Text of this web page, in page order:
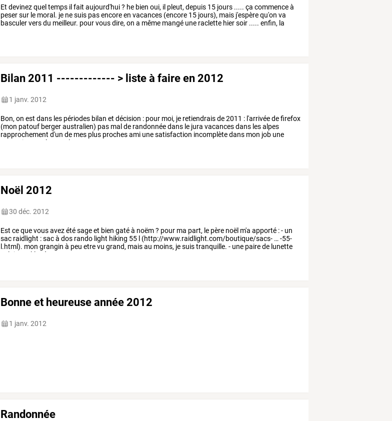
Et devinezquel temps il fait aujourd'hui? he bien oui, il pleut, depuis 15 jours ..... ça commenceà
pesersur le moral. je nesuis pasencoreen vacances (encore 15 jours), mais j'espèrequ'on va
basculerversdu meilleur. pourvousdire, on a même mangé une raclette hiersoir ..... enfin, la
Bilan 2011 ------------- > liste à faire en 2012
1 janv. 2012
Bon,on est dans les périodes bilan et décision : pour moi, je retiendraisde2011 : l'arrivéedefirefox
(mon patouf bergeraustralien) pas mal de randonnéedans le jura vacancesdans lesalpes
rapprochement d'un de mes plus prochesami unesatisfaction incomplètedans mon job une
mauvaise
année les
Noël 2012
30 déc. 2012
Est cequevousavezétésageet bien gatéà noëm? pour ma part, le père noël m'a apporté :- un
sac raidlight :sacà dos rando light hiking 55 (http://www.raidlight.com/boutique/sacs- …-55-
l.html). mon grangin à peu etrevu grand, maisau moins, jesuistranquille. - une pairede lunette
solaire
oakley à
Bonne et heureuse année 2012
1 janv. 2012
Randonnée